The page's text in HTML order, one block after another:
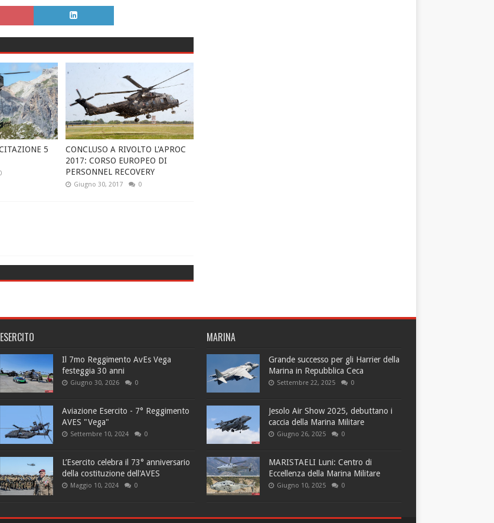
5
CONCLUSO A RIVOLTO L'APROC
2017: CORSO EUROPEO DI
PERSONNEL RECOVERY
Giugno 30, 2017 0
ESERCITO
Il 7mo Reggimento AvEs Vega
festeggia 30 anni
Giugno 30, 2026 0
Aviazione Esercito - 7° Reggimento
AVES "Vega"
Settembre 10, 2024 0
L’Esercito celebra il 73° anniversario
della costituzione dell'AVES
Maggio 10, 2024 0
MARINA
Grande successo per gli Harrier della
Marina in Repubblica Ceca
Settembre 22, 2025 0
Jesolo Air Show 2025, debuttano i
caccia della Marina Militare
Giugno 26, 2025 0
MARISTAELI Luni: Centro di
Eccellenza della Marina Militare
Giugno 10, 2025 0